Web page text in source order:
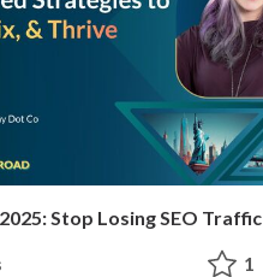
Stop Losing SEO Traffic
1